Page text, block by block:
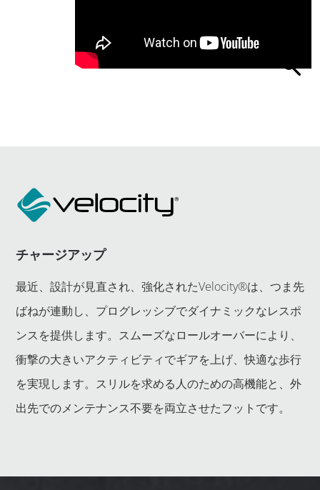
チャージアップ
最近、設計が見直され、強化されたVelocity®は、つま先
ばねが連動し、プログレッシブでダイナミックなレスポ
ンスを提供します。スムーズなロールオーバーにより、
衝撃の大きいアクティビティでギアを上げ、快適な歩行
を実現します。スリルを求める人のための高機能と、外
出先でのメンテナンス不要を両立させたフットです。